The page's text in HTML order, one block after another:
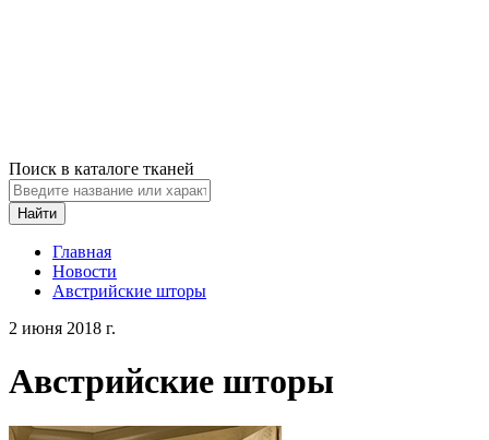
Поиск в каталоге тканей
Найти
Главная
Новости
Австрийские шторы
2 июня 2018 г.
Австрийские шторы